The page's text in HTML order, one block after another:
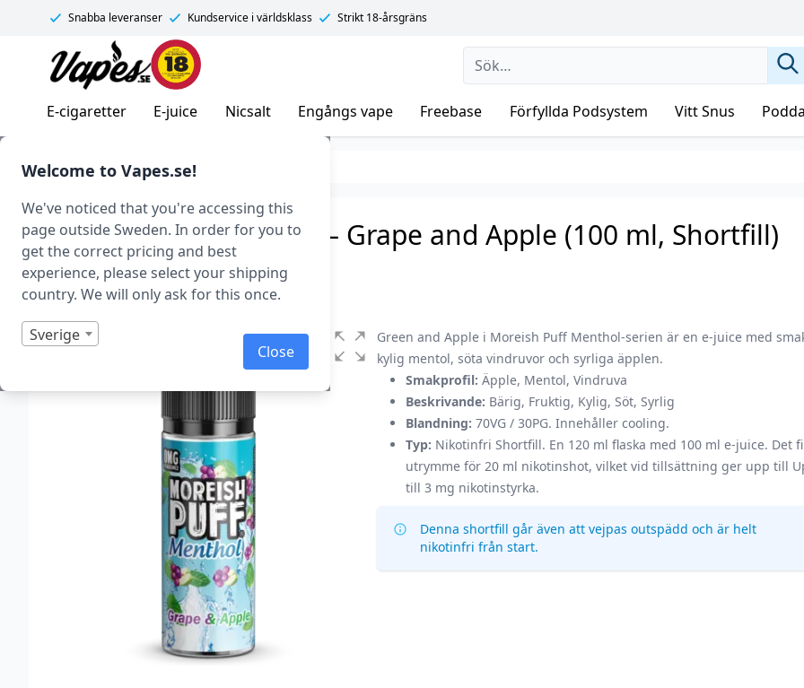
Welcome to Vapes.se!
We've noticed that you're accessing this
page outside Sweden. In order for you to
get the correct pricing and best
experience, please select your shipping
country. We will only ask for this once.
Sverige
Close
Snabba leveranser Kundservice i världsklass Strikt 18-årsgräns
Vapes.se
E-cigaretter E-juice Nicsalt Engångs vape Freebase Förfyllda Podsystem Vitt Snus
E-juice Smaker Frukt & Bär
Moreish Puff Menthol – Grape and Apple (100 ml, Shortfill)
Art.nr: 39683
I lager
Green and Apple i Moreish Puff Menthol-serien är en e-juice med
kylig mentol, söta vindruvor och syrliga äpplen.
Smakprofil: Äpple, Mentol, Vindruva
Beskrivande: Bärig, Fruktig, Kylig, Söt, Syrlig
Blandning: 70VG / 30PG. Innehåller cooling.
Typ: Nikotinfri Shortfill. En 120 ml flaska med 100 ml e-juice. Det
utrymme för 20 ml nikotinshot, vilket vid tillsättning ger upp till
till 3 mg nikotinstyrka.
Denna shortfill går även att vejpas outspädd och är helt
nikotinfri från start.